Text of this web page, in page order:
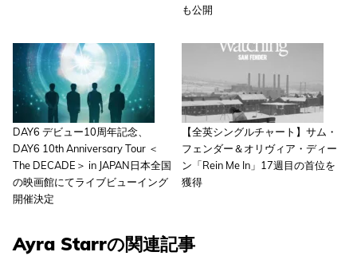
も公開
DAY6 デビュー10周年記念、
DAY6 10th Anniversary Tour ＜
The DECADE＞ in JAPAN日本全国
の映画館にてライブビューイング
開催決定
【全英シングルチャート】サム・
フェンダー＆オリヴィア・ディー
ン「Rein Me In」17週目の首位を
獲得
Ayra Starrの関連記事